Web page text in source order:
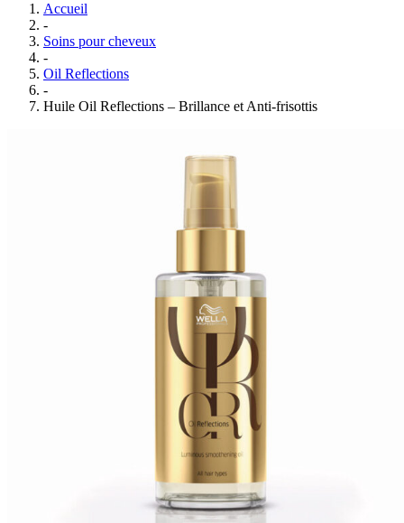
Accueil
-
Soins pour cheveux
-
Oil Reflections
-
Huile Oil Reflections – Brillance et Anti-frisottis